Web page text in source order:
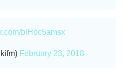
biHoc5amsx
February 23, 2018